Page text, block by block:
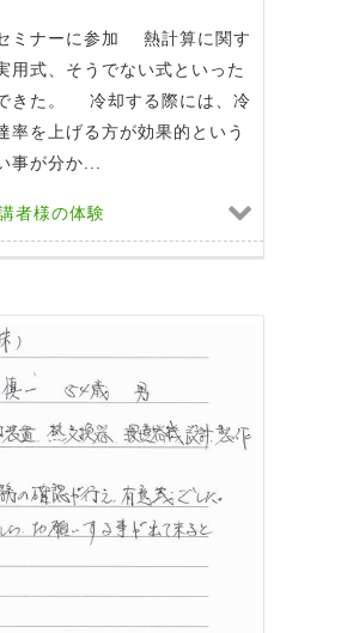
ミナーに参加 熱計算に関す
用式、そうでない式といった
きた。 冷却する際には、冷
率を上げる方が効果的という
事が分か...
者様の体験